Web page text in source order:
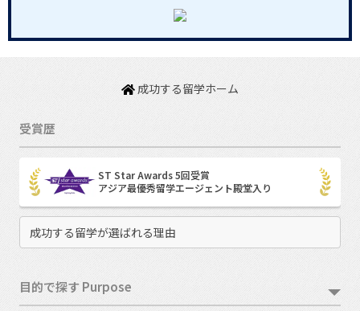
成功する留学ホーム
受賞歴
ST Star Awards 5回受賞
アジア最優秀留学エージェント殿堂入り
成功する留学が選ばれる理由
目的で探す Purpose